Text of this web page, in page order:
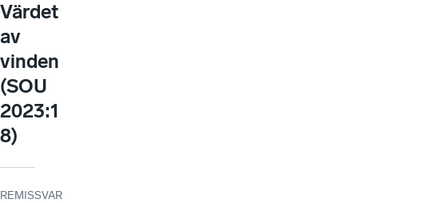
Värdet
av
vinden
(SOU
2023:1
8)
REMISSVAR